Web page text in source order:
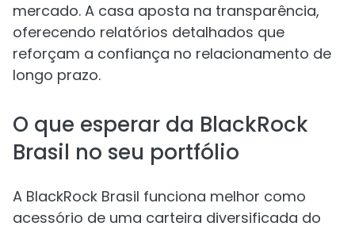
mercado. A casa aposta na transparência,
oferecendo relatórios detalhados que
reforçam a confiança no relacionamento de
longo prazo.
O que esperar da BlackRock
Brasil no seu portfólio
A BlackRock Brasil funciona melhor como
acessório de uma carteira diversificada do